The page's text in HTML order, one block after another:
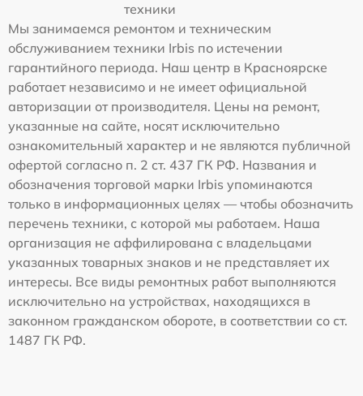
техники
Мы занимаемся ремонтом и техническим
обслуживанием техники Irbis по истечении
гарантийного периода. Наш центр в Красноярске
работает независимо и не имеет официальной
авторизации от производителя. Цены на ремонт,
указанные на сайте, носят исключительно
ознакомительный характер и не являются публичной
офертой согласно п. 2 ст. 437 ГК РФ. Названия и
обозначения торговой марки Irbis упоминаются
только в информационных целях — чтобы обозначить
перечень техники, с которой мы работаем. Наша
организация не аффилирована с владельцами
указанных товарных знаков и не представляет их
интересы. Все виды ремонтных работ выполняются
исключительно на устройствах, находящихся в
законном гражданском обороте, в соответствии со ст.
1487 ГК РФ.